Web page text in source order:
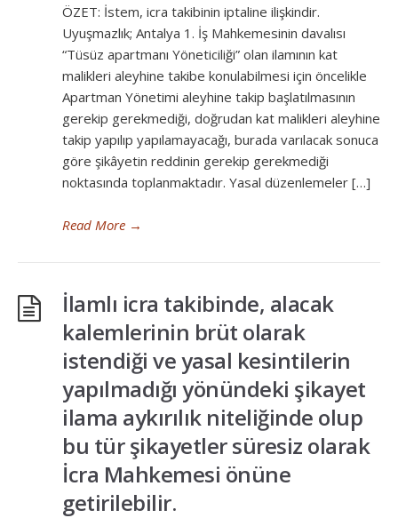
ÖZET: İstem, icra takibinin iptaline ilişkindir.
Uyuşmazlık; Antalya 1. İş Mahkemesinin davalısı
“Tüsüz apartmanı Yöneticiliği” olan ilamının kat
malikleri aleyhine takibe konulabilmesi için öncelikle
Apartman Yönetimi aleyhine takip başlatılmasının
gerekip gerekmediği, doğrudan kat malikleri aleyhine
takip yapılıp yapılamayacağı, burada varılacak sonuca
göre şikâyetin reddinin gerekip gerekmediği
noktasında toplanmaktadır. Yasal düzenlemeler […]
Read More →
İlamlı icra takibinde, alacak
kalemlerinin brüt olarak
istendiği ve yasal kesintilerin
yapılmadığı yönündeki şikayet
ilama aykırılık niteliğinde olup
bu tür şikayetler süresiz olarak
İcra Mahkemesi önüne
getirilebilir.